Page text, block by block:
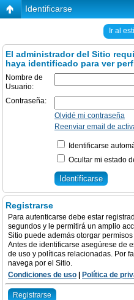
Identificarse
Ir al
El administrador del Sitio
haya identificado para ver
Nombre de
Usuario:
Contraseña:
Olvidé mi contraseña
Reenviar email de
Identificarse
Ocultar mi estado
Registrarse
Para autenticarse debe estar
segundos y le permitirá un amplio
Sitio puede además otorgar
Antes de identificarse asegúrese de
de uso y políticas relacionadas. Por
navega por el Sitio.
Condiciones de uso
Política de
Registrarse